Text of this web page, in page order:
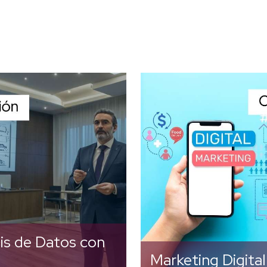
de Datos con
el Análisis de Datos
aprende desde lo
básico hasta técnicas
incluyendo tablas
para optimizar tus
procesos y tomar
informadas.
hoy y potencia tu
futuro profesional!
Marketing Digital
¡Descubre el
marketing digital
carrera al
Aprende
para impulsar
tu audiencia y
presencia online.
hoy y
experto en marketing